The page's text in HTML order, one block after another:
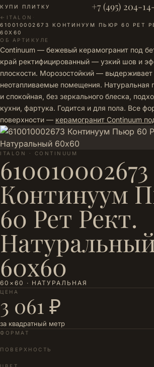
КУПИ ПЛИТКУ +7 (495) 204-
← ITALON ·
610010002673 КОНТИНУУМ ПЬЮР 60 РЕТ
60Х60
ОБ АРТИКУЛЕ
Continuum — бежевый керамогранит под
край ректифицированный — узкий шов и
плоскости. Морозостойкий — выдерживает
неотапливаемые помещения. Натуральная
и спокойная, без зеркального блеска,
кухни, фартука. Годится и для пола. Все
поверхности — керамогранит Continuum
ITALON · CONTINUUM
610010002673
Континуум
60 Рет Рект.
60х60
60×60 · НАТУРАЛЬНАЯ
ЦЕНА
3 061 ₽
за квадратный метр
ФОРМАТ
ПОВЕРХНОСТЬ